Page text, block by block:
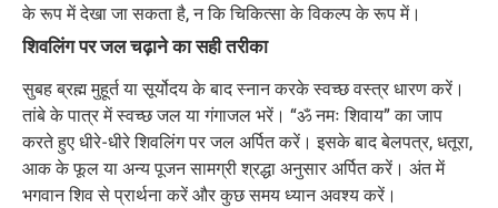
के रूप में देखा जा सकता है, न कि चिकित्सा के विकल्प के रूप में।
शिवलिंग पर जल चढ़ाने का सही तरीका
सुबह ब्रह्म मुहूर्त या सूर्योदय के बाद स्नान करके स्वच्छ वस्त्र धारण करें।
तांबे के पात्र में स्वच्छ जल या गंगाजल भरें। “ॐ नमः शिवाय” का जाप
करते हुए धीरे-धीरे शिवलिंग पर जल अर्पित करें। इसके बाद बेलपत्र, धतूरा,
आक के फूल या अन्य पूजन सामग्री श्रद्धा अनुसार अर्पित करें। अंत में
भगवान शिव से प्रार्थना करें और कुछ समय ध्यान अवश्य करें।